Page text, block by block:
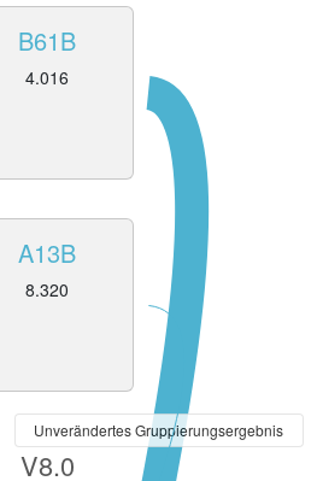
B61B
4.016
A13B
8.320
V8.0
Unverändertes Gruppierungsergebnis